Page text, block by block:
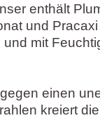
enthält
und
mit
einen
kreiert